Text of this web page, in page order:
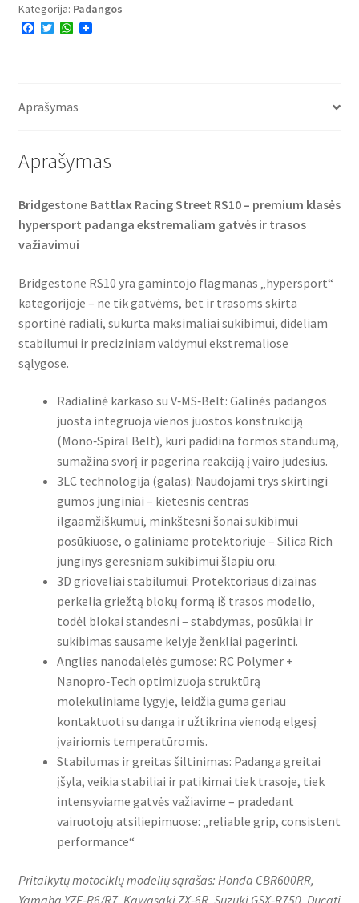
Kategorija: Padangos
F
o
T
r
W
p
Aprašymas
Aprašymas
Bridgestone Battlax Racing Street RS10 – premium klasės
hypersport padanga ekstremaliam gatvės ir trasos
važiavimui
Bridgestone RS10 yra gamintojo flagmanas „hypersport“
kategorijoje – ne tik gatvėms, bet ir trasoms skirta
sportinė radiali, sukurta maksimaliai sukibimui, dideliam
stabilumui ir preciziniam valdymui ekstremaliose
sąlygose.
Radialinė karkaso su V‑MS‑Belt: Galinės padangos
juosta integruoja vienos juostos konstrukciją
(Mono‑Spiral Belt), kuri padidina formos standumą,
sumažina svorį ir pagerina reakciją į vairo judesius.
3LC technologija (galas): Naudojami trys skirtingi
gumos junginiai – kietesnis centras
ilgaamžiškumui, minkštesni šonai sukibimui
posūkiuose, o galiniame protektoriuje – Silica Rich
junginys geresniam sukibimui šlapiu oru.
3D grioveliai stabilumui: Protektoriaus dizainas
perkelia griežtą blokų formą iš trasos modelio,
todėl blokai standesni – stabdymas, posūkiai ir
sukibimas sausame kelyje ženkliai pagerinti.
Anglies nanodalelės gumose: RC Polymer +
Nanopro‑Tech optimizuoja struktūrą
molekuliniame lygyje, leidžia guma geriau
kontaktuoti su danga ir užtikrina vienodą elgesį
įvairiomis temperatūromis.
Stabilumas ir greitas šiltinimas: Padanga greitai
įšyla, veikia stabiliai ir patikimai tiek trasoje, tiek
intensyviame gatvės važiavime – pradedant
vairuotojų atsiliepimuose: „reliable grip, consistent
performance“
Pritaikytų motociklų modelių sąrašas: Honda CBR600RR,
Yamaha YZF‑R6/R7, Kawasaki ZX‑6R, Suzuki GSX‑R750, Ducati